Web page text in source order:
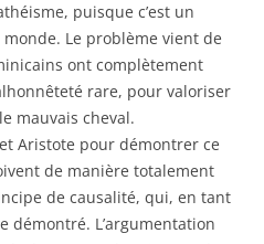
puisque c’est un
Le problème vient de
ont complètement
rare, pour valoriser
mauvais cheval.
Aristote pour démontrer ce
de manière totalement
de causalité, qui, en tant
L’argumentation